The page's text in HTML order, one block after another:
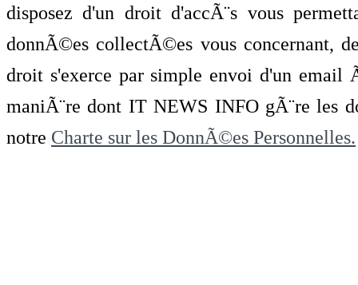
disposez d'un droit d'accÃ¨s vous
donnÃ©es collectÃ©es vous concernant,
droit s'exerce par simple envoi d'un
maniÃ¨re dont IT NEWS INFO gÃ¨re les
notre Charte sur les DonnÃ©es Personnelles.